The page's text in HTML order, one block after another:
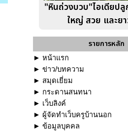
"หินถ่วงบวบ"ไอเดียป
ใหญ่ สวย และย
รายการหลัก
► หน้าแรก
► ข่าว/บทความ
► สมุดเยี่ยม
► กระดานสนทนา
► เว็บลิงค์
► ผู้จัดทำเว็บครูบ้านนอก
► ข้อมูลบุคคล